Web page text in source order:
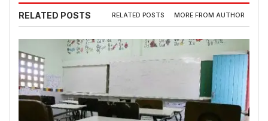
RELATED POSTS RELATED POSTS MORE FROM AUTHOR